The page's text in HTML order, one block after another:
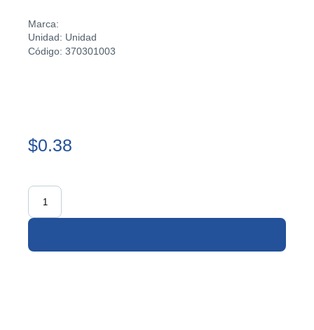
Marca:
Unidad: Unidad
Código: 370301003
$0.38